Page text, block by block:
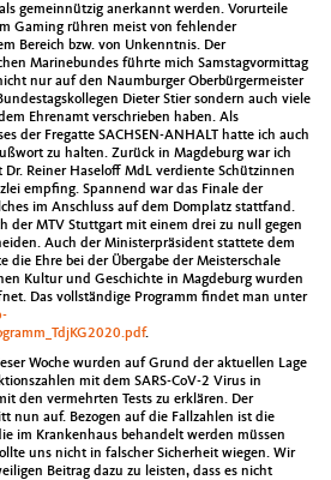
gemeinnützig anerkannt werden. Vorurteile
Gaming rühren meist von fehlender
Bereich bzw. von Unkenntnis. Der
Marinebundes führte mich Samstagvormittag
nur auf den Naumburger Oberbürgermeister
Dieter Stier sondern auch viele
Ehrenamt verschrieben haben. Als
der Fregatte SACHSEN-ANHALT hatte ich auch
zu halten. Zurück in Magdeburg war ich
Reiner Haseloff MdL verdiente Schützinnen
empfing. Spannend war das Finale der
im Anschluss auf dem Domplatz stattfand.
der MTV Stuttgart mit einem drei zu null gegen
Auch der Ministerpräsident stattete dem
die Ehre bei der Übergabe der Meisterschale
Kultur und Geschichte in Magdeburg wurden
Das vollständige Programm findet man unter
.
Woche wurden auf Grund der aktuellen Lage
mit dem SARS-CoV-2 Virus in
den vermehrten Tests zu erklären. Der
nun auf. Bezogen auf die Fallzahlen ist die
im Krankenhaus behandelt werden müssen
uns nicht in falscher Sicherheit wiegen. Wir
Beitrag dazu zu leisten, dass es nicht